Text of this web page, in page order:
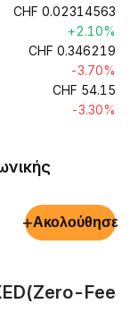
CHF 0.02314563
+2.10%
CHF 0.346219
-3.70%
CHF 54.15
-3.30%
+Ακολούθησε
Fee